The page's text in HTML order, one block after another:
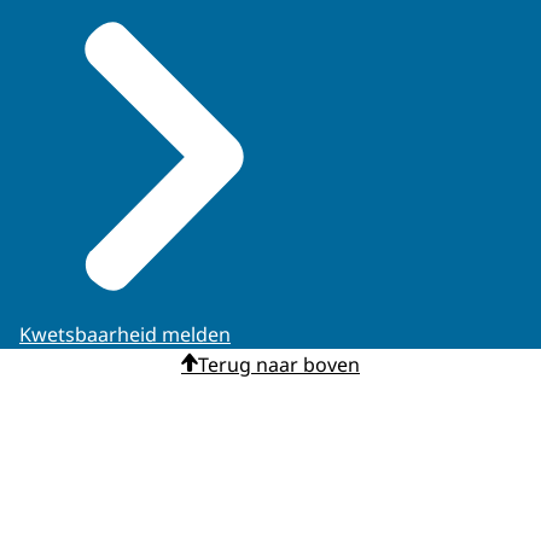
Kwetsbaarheid melden
Terug naar boven